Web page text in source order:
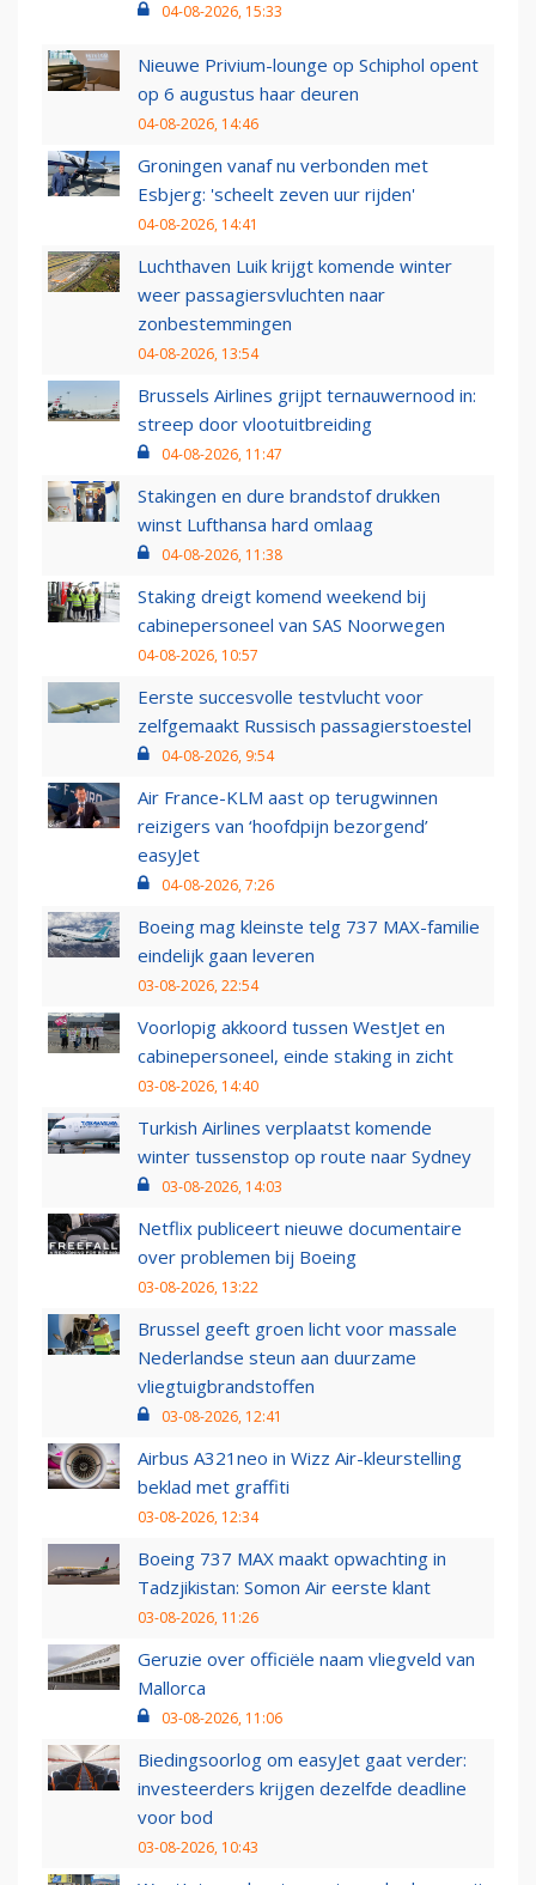
04-08-2026, 15:33
Nieuwe Privium-lounge op Schiphol opent
op 6 augustus haar deuren
04-08-2026, 14:46
Groningen vanaf nu verbonden met
Esbjerg: 'scheelt zeven uur rijden'
04-08-2026, 14:41
Luchthaven Luik krijgt komende winter
weer passagiersvluchten naar
zonbestemmingen
04-08-2026, 13:54
Brussels Airlines grijpt ternauwernood in:
streep door vlootuitbreiding
04-08-2026, 11:47
Stakingen en dure brandstof drukken
winst Lufthansa hard omlaag
04-08-2026, 11:38
Staking dreigt komend weekend bij
cabinepersoneel van SAS Noorwegen
04-08-2026, 10:57
Eerste succesvolle testvlucht voor
zelfgemaakt Russisch passagierstoestel
04-08-2026, 9:54
Air France-KLM aast op terugwinnen
reizigers van ‘hoofdpijn bezorgend’
easyJet
04-08-2026, 7:26
Boeing mag kleinste telg 737 MAX-familie
eindelijk gaan leveren
03-08-2026, 22:54
Voorlopig akkoord tussen WestJet en
cabinepersoneel, einde staking in zicht
03-08-2026, 14:40
Turkish Airlines verplaatst komende
winter tussenstop op route naar Sydney
03-08-2026, 14:03
Netflix publiceert nieuwe documentaire
over problemen bij Boeing
03-08-2026, 13:22
Brussel geeft groen licht voor massale
Nederlandse steun aan duurzame
vliegtuigbrandstoffen
03-08-2026, 12:41
Airbus A321neo in Wizz Air-kleurstelling
beklad met graffiti
03-08-2026, 12:34
Boeing 737 MAX maakt opwachting in
Tadzjikistan: Somon Air eerste klant
03-08-2026, 11:26
Geruzie over officiële naam vliegveld van
Mallorca
03-08-2026, 11:06
Biedingsoorlog om easyJet gaat verder:
investeerders krijgen dezelfde deadline
voor bod
03-08-2026, 10:43